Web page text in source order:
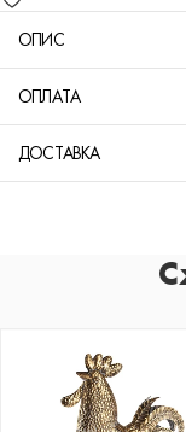
ОПИС
ОПЛАТА
ДОСТАВКА